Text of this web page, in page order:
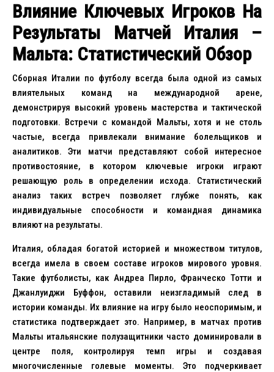
Влияние Ключевых Игроков На
Результаты Матчей Италия –
Мальта: Статистический Обзор
Сборная Италии по футболу всегда была одной из самых
влиятельных команд на международной арене,
демонстрируя высокий уровень мастерства и тактической
подготовки. Встречи с командой Мальты, хотя и не столь
частые, всегда привлекали внимание болельщиков и
аналитиков. Эти матчи представляют собой интересное
противостояние, в котором ключевые игроки играют
решающую роль в определении исхода. Статистический
анализ таких встреч позволяет глубже понять, как
индивидуальные способности и командная динамика
влияют на результаты.
Италия, обладая богатой историей и множеством титулов,
всегда имела в своем составе игроков мирового уровня.
Такие футболисты, как Андреа Пирло, Франческо Тотти и
Джанлуиджи Буффон, оставили неизгладимый след в
истории команды. Их влияние на игру было неоспоримым, и
статистика подтверждает это. Например, в матчах против
Мальты итальянские полузащитники часто доминировали в
центре поля, контролируя темп игры и создавая
многочисленные голевые моменты. Это подчеркивает